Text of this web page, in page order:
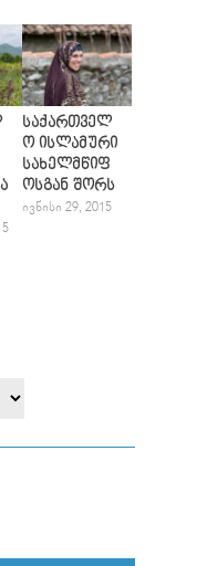
საქართველ
ო ისლამური
სახელმწიფ
ოსგან შორს
ᲘᲕᲜᲘᲡᲘ 29, 2015